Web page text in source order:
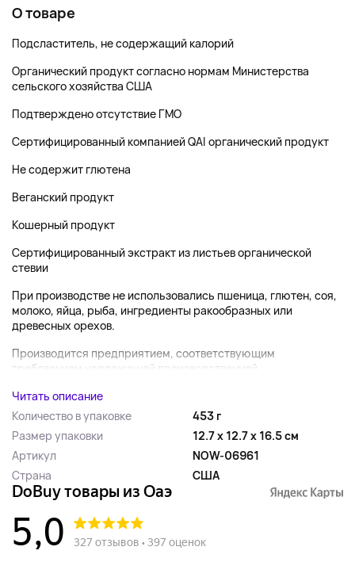
О товаре
Подсластитель, не содержащий калорий
Органический продукт согласно нормам Министерства
сельского хозяйства США
Подтверждено отсутствие ГМО
Сертифицированный компанией QAI органический продукт
Не содержит глютена
Веганский продукт
Кошерный продукт
Сертифицированный экстракт из листьев органической
стевии
При производстве не использовались пшеница, глютен, соя,
молоко, яйца, рыба, ингредиенты ракообразных или
древесных орехов.
Производится предприятием, соответствующим
требованиям надлежащей производственной...
Читать описание
Количество в упаковке
453 г
Размер упаковки
12.7 x 12.7 x 16.5 см
Артикул
NOW-06961
Страна
США